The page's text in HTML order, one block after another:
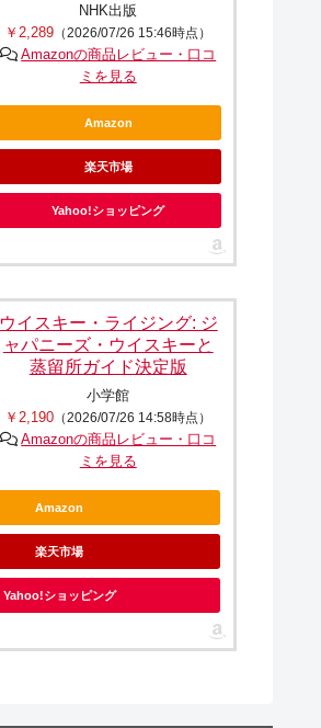
NHK出版
￥2,289 （2026/07/26 15:46時点）
Amazonの商品レビュー・口コ
ミを見る
Amazon
楽天市場
Yahoo!ショッピング
ウイスキー・ライジング: ジ
ャパニーズ・ウイスキーと
蒸留所ガイド決定版
小学館
￥2,190 （2026/07/26 14:58時点）
Amazonの商品レビュー・口コ
ミを見る
Amazon
楽天市場
Yahoo!ショッピング